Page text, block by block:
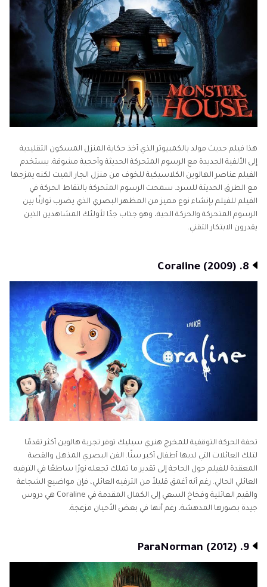
هذا فيلم حديث مولد بالكمبيوتر الذي أخذ حكاية المنزل المسكون التقليدية
إلى الألفية الجديدة مع الرسوم المتحركة الحديثة وأحجية مشوقة. يستخدم
الفيلم عناصر الهالوين الكلاسيكية للخوف من منزل الجار الميت لكنه يمزجها
مع الطرق الحديثة للسرد. سمحت الرسوم المتحركة بالتقاط الحركة في
الفيلم للفيلم بإنشاء نوع مميز من المظهر البصري الذي يضرب توازنًا بين
الرسوم المتحركة والحركة الحية، وهو جذاب جدًا لأولئك المشاهدين الذين
يقدرون الابتكار التقني.
8. Coraline (2009)
تحفة الحركة التوقفية للمخرج هنري سيليك توفر تجربة هالوين أكثر تقدمًا
لتلك العائلات التي لديها أطفال أكبر سنًا. الفن البصري المذهل والقصة
المعقدة للفيلم حول الحاجة إلى تقدير ما تملك تجعله نورًا ساطعًا في الترفيه
العائلي الحالي. رغم أنه أغمق قليلاً من الترفيه العائلي، فإن مواضيع الشجاعة
والقيم العائلية وفخاخ السعي إلى الكمال المقدمة في Coraline هي دروس
جيدة بصورها المدهشة، رغم أنها في بعض الأحيان مزعجة.
9. ParaNorman (2012)